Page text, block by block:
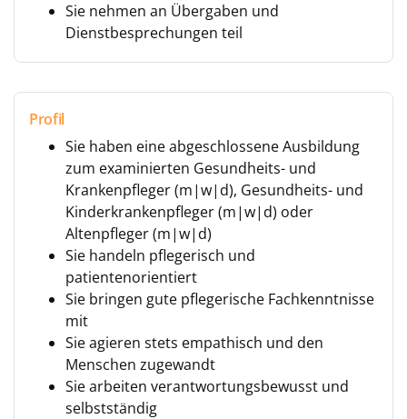
Sie nehmen an Übergaben und
Dienstbesprechungen teil
Profil
Sie haben eine abgeschlossene Ausbildung
zum examinierten Gesundheits- und
Krankenpfleger (m|w|d), Gesundheits- und
Kinderkrankenpfleger (m|w|d) oder
Altenpfleger (m|w|d)
Sie handeln pflegerisch und
patientenorientiert
Sie bringen gute pflegerische Fachkenntnisse
mit
Sie agieren stets empathisch und den
Menschen zugewandt
Sie arbeiten verantwortungsbewusst und
selbstständig